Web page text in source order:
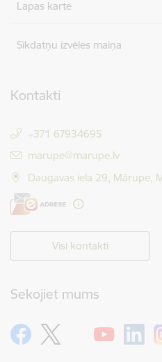
Lapas karte
Sīkdatņu izvēles maiņa
Kontakti
+371 67934695
E-pasts:
marupe@marupe.lv
Daugavas iela 29, Mārupe,
Visi kontakti
Sekojiet mums